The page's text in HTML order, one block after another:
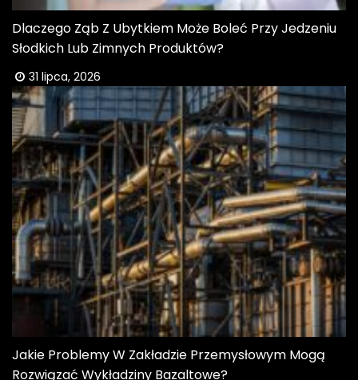
Dlaczego Ząb Z Ubytkiem Może Boleć Przy Jedzeniu
Słodkich Lub Zimnych Produktów?
31 lipca, 2026
Jakie Problemy W Zakładzie Przemysłowym Mogą
Rozwiązać Wykładziny Bazaltowe?